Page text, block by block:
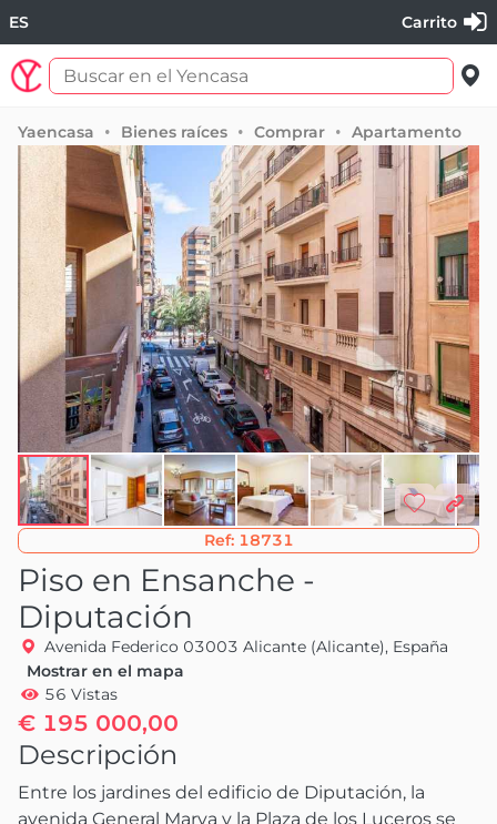
ES Carrito
Yaencasa Bienes raíces Comprar Apartamento
Ref: 18731
Piso en Ensanche -
Diputación
Avenida Federico 03003 Alicante (Alicante), España
Mostrar en el mapa
56 Vistas
€ 195 000,00
Descripción
Entre los jardines del edificio de Diputación, la
avenida General Marva y la Plaza de los Luceros se